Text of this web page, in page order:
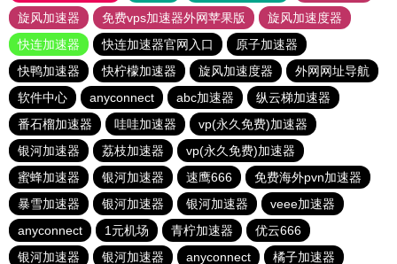
旋风加速器
免费vps加速器外网苹果版
旋风加速度器
快连加速器
快连加速器官网入口
原子加速器
快鸭加速器
快柠檬加速器 旋风加速度器
外网网址导航
软件中心
anyconnect abc加速器
纵云梯加速器
番石榴加速器
哇哇加速器
vp(永久免费)加速器
银河加速器
荔枝加速器
vp(永久免费)加速器
蜜蜂加速器
银河加速器 速鹰666
免费海外pvn加速器
暴雪加速器
银河加速器 银河加速器
veee加速器
anyconnect
1元机场 青柠加速器
优云666
银河加速器
银河加速器 anyconnect 橘子加速器